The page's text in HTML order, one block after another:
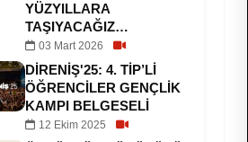
YÜZYILLARA
TAŞIYACAĞIZ…
03 Mart 2026
DIRENIŞ'25: 4. TİP’LI
ÖĞRENCILER GENÇLIK
KAMPI BELGESELI
12 Ekim 2025